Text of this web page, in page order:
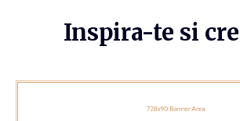
Inspira-te si